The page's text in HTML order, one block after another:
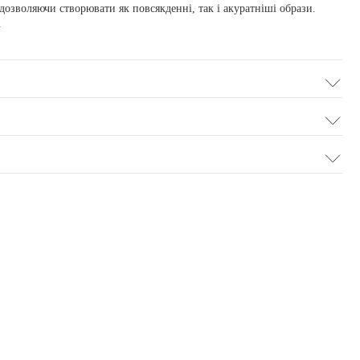
створювати як повсякденні, так і акуратніші образи.